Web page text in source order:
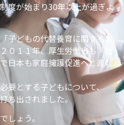
度が始まり30年以上が過ぎよ
⼦どもの代替養育に関するガ
０１１年、厚⽣労働省も「社
⽇本も家庭擁護促進へと進む
要とする⼦どもについて、
ち出されました。
しょう。